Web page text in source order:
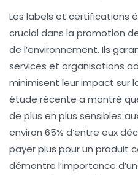
Les labels et certifications
crucial dans la promotion
de l’environnement. Ils
services et organisations
minimisent leur impact sur
étude récente a montré
de plus en plus sensibles
environ 65% d’entre eux
payer plus pour un produit
démontre l’importance